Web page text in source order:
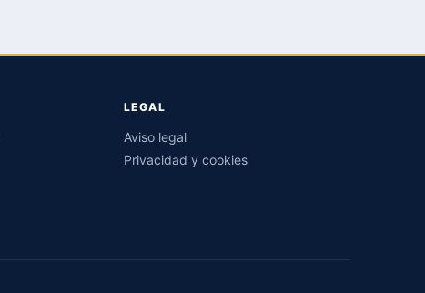
LEGAL
Aviso legal
Privacidad y cookies